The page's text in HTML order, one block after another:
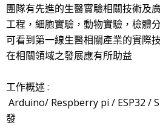
團隊有先進的生醫實驗相關技術及
工程，細胞實驗，動物實驗，檢體
可看到第一線生醫相關產業的實際
在相關領域之發展應有所助益
工作概述 :
Arduino/ Respberry pi / ESP32 /
發